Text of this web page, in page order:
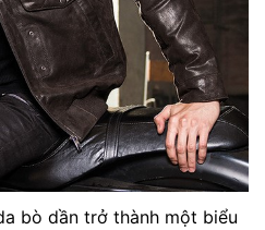
bò dần trở thành một biểu